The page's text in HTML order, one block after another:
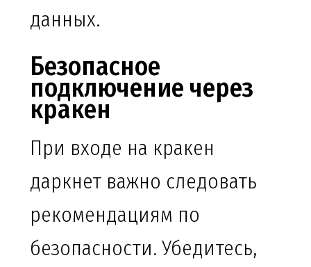
данных.
Безопасное
подключение через
кракен
При входе на кракен
даркнет важно следовать
рекомендациям по
безопасности. Убедитесь,